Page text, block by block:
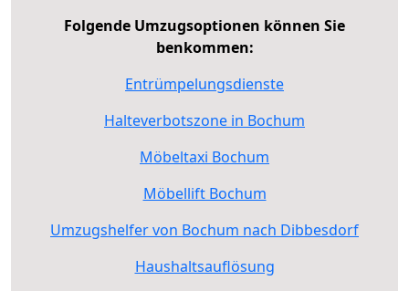
Folgende Umzugsoptionen können Sie
benkommen:
Entrümpelungsdienste
Halteverbotszone in Bochum
Möbeltaxi Bochum
Möbellift Bochum
Umzugshelfer von Bochum nach Dibbesdorf
Haushaltsauflösung